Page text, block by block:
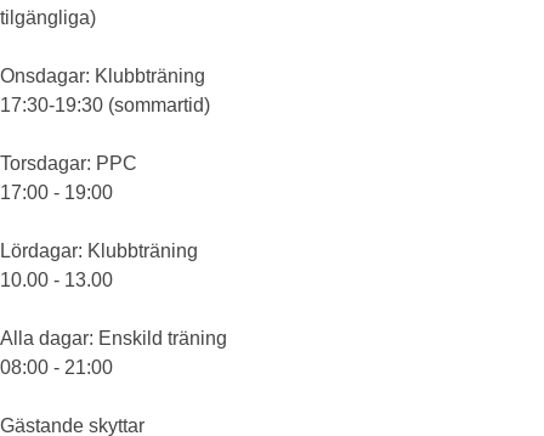
tilgängliga)
Onsdagar: Klubbträning
17:30-19:30 (sommartid)
Torsdagar: PPC
17:00 - 19:00
Lördagar: Klubbträning
10.00 - 13.00
Alla dagar: Enskild träning
08:00 - 21:00
Gästande skyttar